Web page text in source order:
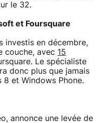
le 32.
et Foursquare
investis en décembre,
couche, avec 15
Le spécialiste
donc plus que jamais
8 et Windows Phone.
annonce une levée de